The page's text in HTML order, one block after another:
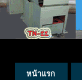
หน้าแรก